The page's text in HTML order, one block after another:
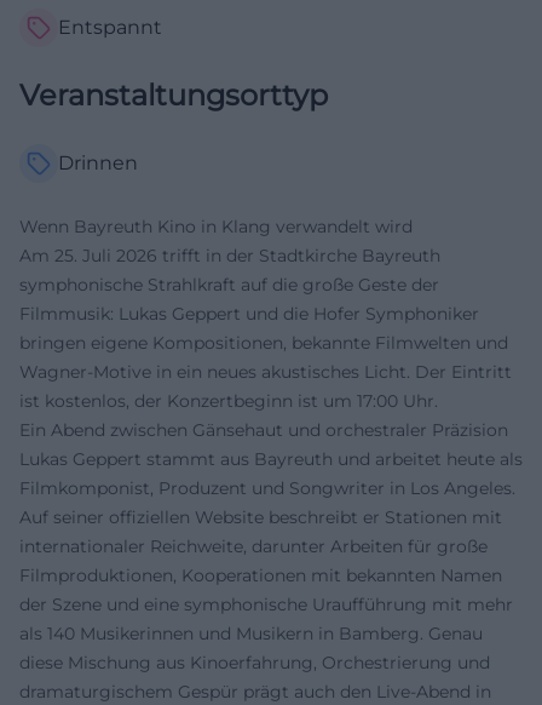
Entspannt
Veranstaltungsorttyp
Drinnen
Wenn Bayreuth Kino in Klang verwandelt wird
Am 25. Juli 2026 trifft in der Stadtkirche Bayreuth
symphonische Strahlkraft auf die große Geste der
Filmmusik: Lukas Geppert und die Hofer Symphoniker
bringen eigene Kompositionen, bekannte Filmwelten und
Wagner-Motive in ein neues akustisches Licht. Der Eintritt
ist kostenlos, der Konzertbeginn ist um 17:00 Uhr.
Ein Abend zwischen Gänsehaut und orchestraler Präzision
Lukas Geppert stammt aus Bayreuth und arbeitet heute als
Filmkomponist, Produzent und Songwriter in Los Angeles.
Auf seiner offiziellen Website beschreibt er Stationen mit
internationaler Reichweite, darunter Arbeiten für große
Filmproduktionen, Kooperationen mit bekannten Namen
der Szene und eine symphonische Uraufführung mit mehr
als 140 Musikerinnen und Musikern in Bamberg. Genau
diese Mischung aus Kinoerfahrung, Orchestrierung und
dramaturgischem Gespür prägt auch den Live-Abend in